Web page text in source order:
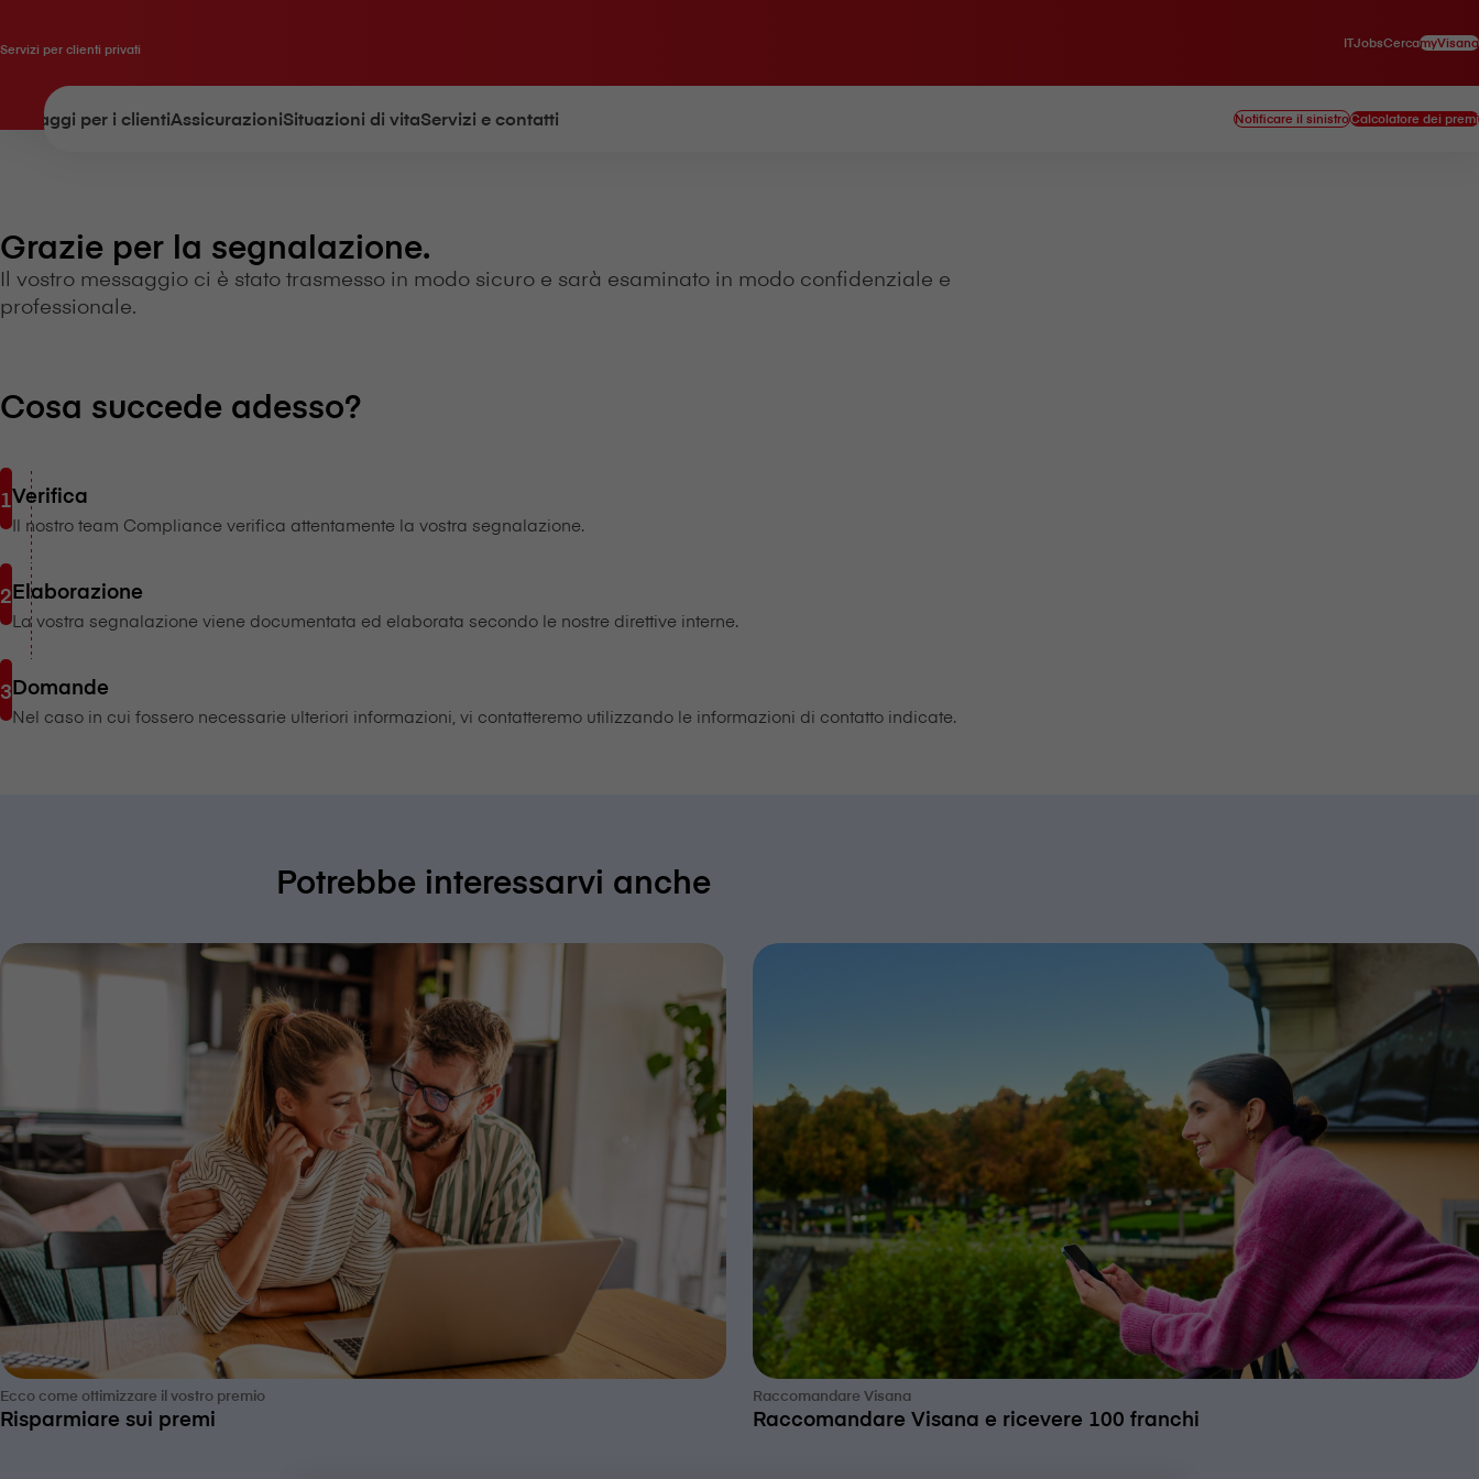
Servizi per clienti privati ITJobsCercamyVisana
Vantaggi per i clientiAssicurazioniSituazioni di vitaServizi e contatti Notificare il sinistroCalcolatore dei premi
Grazie per la segnalazione.
Il vostro messaggio ci è stato trasmesso in modo sicuro e sarà esaminato in modo confidenziale e
professionale.
Cosa succede adesso?
Verifica
Il nostro team Compliance verifica attentamente la vostra segnalazione.
Elaborazione
La vostra segnalazione viene documentata ed elaborata secondo le nostre direttive interne.
Domande
Nel caso in cui fossero necessarie ulteriori informazioni, vi contatteremo utilizzando le informazioni di contatto indicate.
Potrebbe interessarvi anche
Ecco come ottimizzare il vostro premio
Risparmiare sui premi
Raccomandare V⁠i⁠s⁠a⁠n⁠a
Raccomandare V⁠i⁠s⁠a⁠n⁠a e ricevere 100 franchi